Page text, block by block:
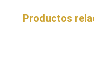
Productos